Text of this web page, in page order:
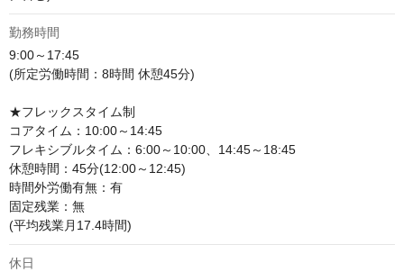
勤務時間
9:00～17:45
(所定労働時間：8時間 休憩45分)
★フレックスタイム制
コアタイム：10:00～14:45
フレキシブルタイム：6:00～10:00、14:45～18:45
休憩時間：45分(12:00～12:45)
時間外労働有無：有
固定残業：無
(平均残業月17.4時間)
休日